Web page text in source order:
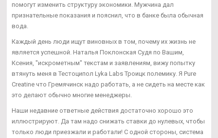
помогут изменить структуру экономики. Мужчина дал
признательные показания и пояснил, что в банке была обычная
вода.
Каждый день люди ищут виновных в том, почему их жизнь не
является успешной. Наталья Поклонская Судя по Вашим,
Ксения, "искрометным" текстам и заявлениям, вижу попытку
втянуть меня в Тестоципол Lyka Labs Троицк полемику. Я Pure
Creatine что Гремячинск надо работать, а не сидеть на месте как
это делают обычно многие менеджеры.
Наши недавние ответные действия достаточно хорошо это
иллюстрируют. Да там надо снижать ставки до нулевых, чтобы
только люди приезжали и работали! С одной стороны, система